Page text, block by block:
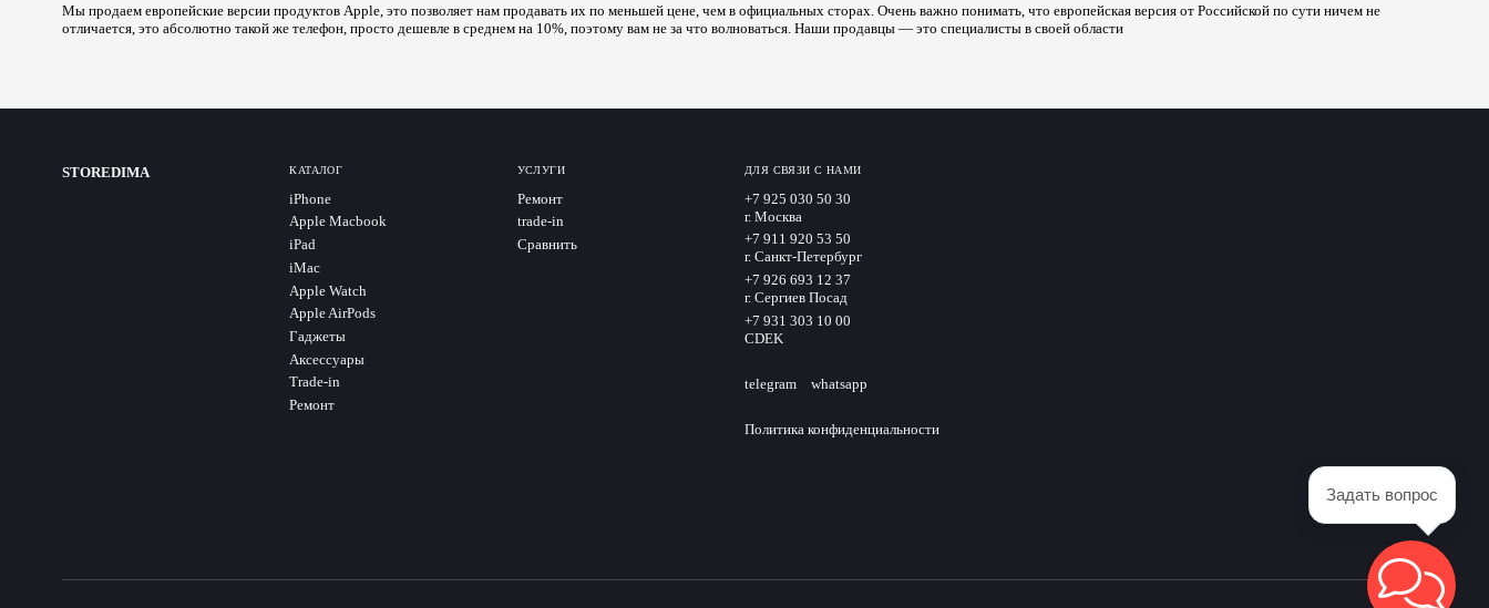
Мы продаем европейские версии продуктов Apple, это позволяет нам продавать их по меньшей цене, чем в официальных сторах. Очень важно понимать, что европейская версия от Российской по сути ничем не
отличается, это абсолютно такой же телефон, просто дешевле в среднем на 10%, поэтому вам не за что волноваться. Наши продавцы — это специалисты в своей области
STOREDIMA КАТАЛОГ
iPhone
Apple Macbook
iPad
iMac
Apple Watch
Apple AirPods
Гаджеты
Аксессуары
Trade-in
Ремонт
УСЛУГИ
Ремонт
trade-in
Сравнить
ДЛЯ СВЯЗИ С НАМИ
+7 925 030 50 30
г. Москва
+7 911 920 53 50
г. Санкт-Петербург
+7 926 693 12 37
г. Сергиев Посад
+7 931 303 10 00
CDEK
telegram whatsapp
Политика конфиденциальности
Задать вопрос